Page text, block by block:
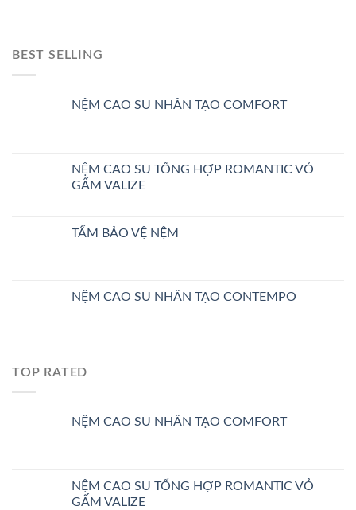
BEST SELLING
NỆM CAO SU NHÂN TẠO COMFORT
NỆM CAO SU TỔNG HỢP ROMANTIC VỎ
GẤM VALIZE
TẤM BẢO VỆ NỆM
NỆM CAO SU NHÂN TẠO CONTEMPO
TOP RATED
NỆM CAO SU NHÂN TẠO COMFORT
NỆM CAO SU TỔNG HỢP ROMANTIC VỎ
GẤM VALIZE